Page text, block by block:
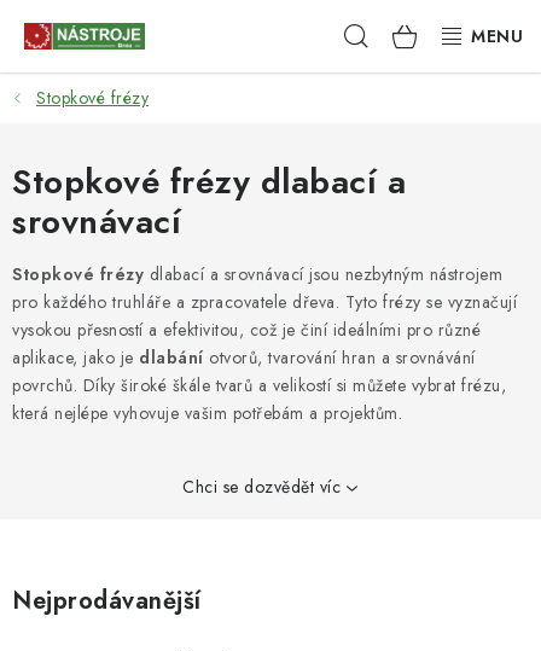
Hledat NÁKUPNÍ
KOŠÍK
NÁSTROJE
AKCE
BRUSIVO
ELEKTRONÁŘADÍ
LEPENÍ A SPOJOVÁNÍ
RUČNÍ NÁŘADÍ, PŘÍPRAVKY
DÁRKOVÉ POUKAZY
Stopkové frézy
Stopkové frézy dlabací a
srovnávací
Stopkové frézy dlabací a srovnávací jsou nezbytným nástrojem
pro každého truhláře a zpracovatele dřeva. Tyto frézy se vyznačují
vysokou přesností a efektivitou, což je činí ideálními pro různé
aplikace, jako je dlabání otvorů, tvarování hran a srovnávání
povrchů. Díky široké škále tvarů a velikostí si můžete vybrat frézu,
která nejlépe vyhovuje vašim potřebám a projektům.
Chci se dozvědět víc
Nejprodávanější